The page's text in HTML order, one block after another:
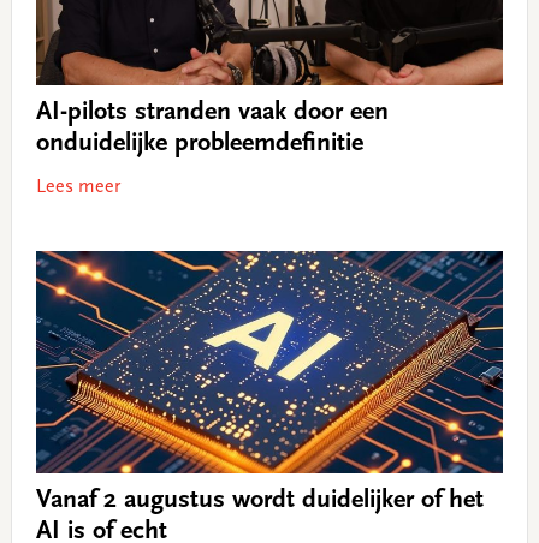
AI-pilots stranden vaak door een
onduidelijke probleemdefinitie
Lees meer
Vanaf 2 augustus wordt duidelijker of het
AI is of echt